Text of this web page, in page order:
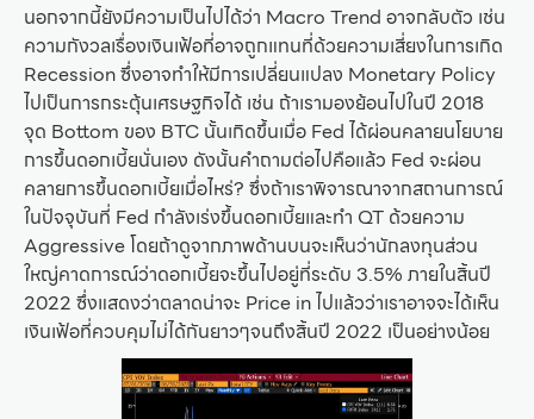
นอกจากนี้ยังมีความเป็นไปได้ว่า Macro Trend อาจกลับตัว เช่น
ความกังวลเรื่องเงินเฟ้อที่อาจถูกแทนที่ด้วยความเสี่ยงในการเกิด
Recession ซึ่งอาจทำให้มีการเปลี่ยนแปลง Monetary Policy
ไปเป็นการกระตุ้นเศรษฐกิจได้ เช่น ถ้าเรามองย้อนไปในปี 2018
จุด Bottom ของ BTC นั้นเกิดขึ้นเมื่อ Fed ได้ผ่อนคลายนโยบาย
การขึ้นดอกเบี้ยนั่นเอง ดังนั้นคำถามต่อไปคือแล้ว Fed จะผ่อน
คลายการขึ้นดอกเบี้ยเมื่อไหร่? ซึ่งถ้าเราพิจารณาจากสถานการณ์
ในปัจจุบันที่ Fed กำลังเร่งขึ้นดอกเบี้ยและทำ QT ด้วยความ
Aggressive โดยถ้าดูจากภาพด้านบนจะเห็นว่านักลงทุนส่วน
ใหญ่คาดการณ์ว่าดอกเบี้ยจะขึ้นไปอยู่ที่ระดับ 3.5% ภายในสิ้นปี
2022 ซึ่งแสดงว่าตลาดน่าจะ Price in ไปแล้วว่าเราอาจจะได้เห็น
เงินเฟ้อที่ควบคุมไม่ได้กันยาวๆจนถึงสิ้นปี 2022 เป็นอย่างน้อย